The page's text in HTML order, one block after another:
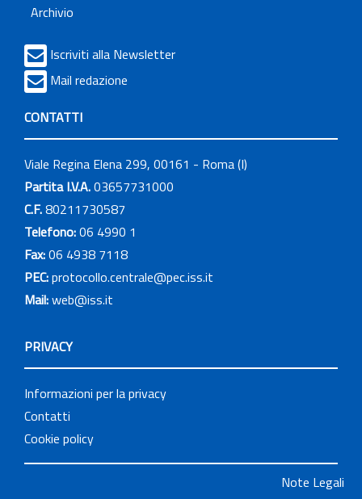
Archivio
Iscriviti alla Newsletter
Mail redazione
CONTATTI
Viale Regina Elena 299, 00161 - Roma (I)
Partita I.V.A.03657731000
C.F.80211730587
Telefono:06 4990 1
Fax:06 4938 7118
PEC:protocollo.centrale@pec.iss.it
Mail:web@iss.it
PRIVACY
Informazioni per la privacy
Contatti
Cookie policy
Note Legali